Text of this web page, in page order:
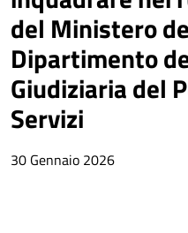
del Ministero
Dipartimento
Giudiziaria del
Servizi
30 Gennaio 2026